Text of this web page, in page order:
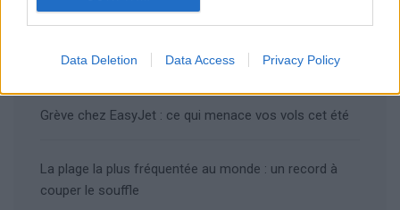
Data Deletion Data Access Privacy Policy
ses régions
Grève chez EasyJet : ce qui menace vos vols cet été
La plage la plus fréquentée au monde : un record à
couper le souffle